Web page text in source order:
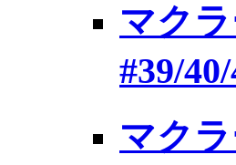
マク
#39/
マク